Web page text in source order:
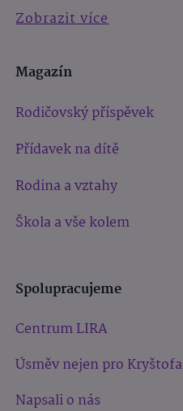
Zobrazit více
Magazín
Rodičovský příspěvek
Přídavek na dítě
Rodina a vztahy
Škola a vše kolem
Spolupracujeme
Centrum LIRA
Úsměv nejen pro Kryštofa
Napsali o nás